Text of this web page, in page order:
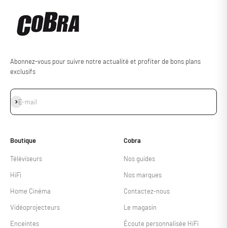
Abonnez-vous pour suivre notre actualité et profiter de bons plans
exclusifs
E-mail
S'inscrire
Boutique
Téléviseurs
HiFi
Home Cinéma
Vidéoprojecteurs
Enceintes
Cobra
Nos guides
Nos marques
Contactez-nous
Le magasin
Écoute personnalisée HiFi